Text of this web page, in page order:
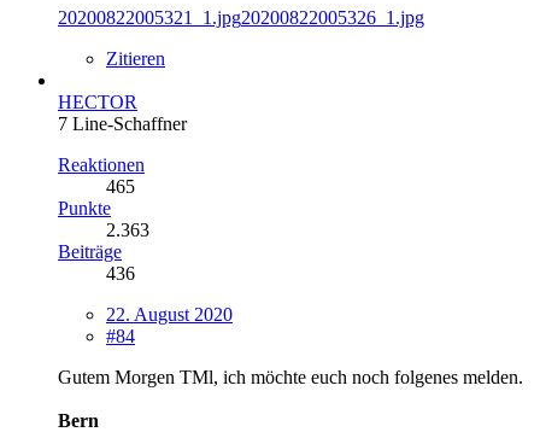
20200822005321_1.jpg20200822005326_1.jpg
Zitieren
HECTOR
7 Line-Schaffner
Reaktionen
465
Punkte
2.363
Beiträge
436
22. August 2020
#84
Gutem Morgen TMl, ich möchte euch noch folgenes melden.
Bern